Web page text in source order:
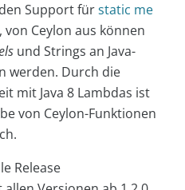
Support fürstatic me
von Ceylon aus können
und Strings an Java-
werden. Durch die
mit Java 8 Lambdas ist
von Ceylon-Funktionen
Release